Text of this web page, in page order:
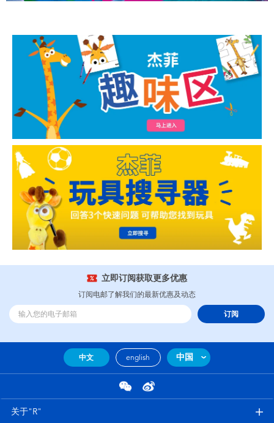
立即订阅获取更多优惠
订阅电邮了解我们的最新优惠及动态
订阅
中文 english 中国
关于"R"